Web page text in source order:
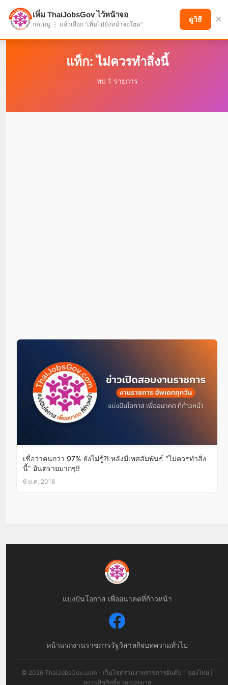
แบ่งปันโอกาส เพื่ออนาคตที่ก้าวหน้า
แท็ก: ไม่ควรทำสิ่งนี้
พบ 1 รายการ
เชื่อว่าคนกว่า 97% ยังไม่รู้?! หลังมีเพศสัมพันธ์ “ไม่ควรทำสิ่ง
นี้” อันตรายมากๆ!!
6 ม.ค. 2018
แบ่งปันโอกาส เพื่ออนาคตที่ก้าวหน้า
หน้าแรกงานราชการรัฐวิสาหกิจบทความทั่วไป
© 2026 ThaiJobsGov.com - เว็บไซต์รวมงานราชการอันดับ 1 ของไทย |
สงวนลิขสิทธิ์ตามกฎหมาย
เพิ่ม ThaiJobsGov ไว้หน้าจอ
กดเมนู ⋮ แล้วเลือก "เพิ่มไปยังหน้าจอโฮม"
ดูวิธี ×